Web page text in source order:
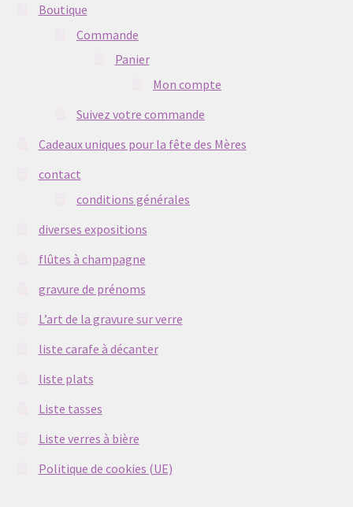
Boutique
Commande
Panier
Mon compte
Suivez votre commande
Cadeaux uniques pour la fête des Mères
contact
conditions générales
diverses expositions
flûtes à champagne
gravure de prénoms
L’art de la gravure sur verre
liste carafe à décanter
liste plats
Liste tasses
Liste verres à bière
Politique de cookies (UE)